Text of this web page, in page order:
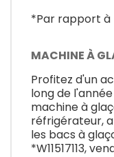
*Par rapport à
MACHINE À
Profitez d'un
long de
machine à
réfrigérateur,
les bacs à
*W11517113,